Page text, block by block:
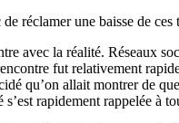
réclamer une baisse de ces
avec la réalité. Réseaux
fut relativement
qu’on allait montrer de
rapidement rappelée à